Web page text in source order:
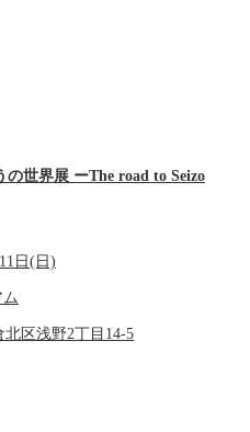
世界展 ーThe road to Seizo
日(日)
北区浅野2丁目14-5